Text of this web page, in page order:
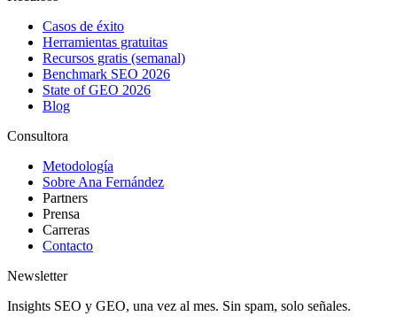
Casos de éxito
Herramientas gratuitas
Recursos gratis (semanal)
Benchmark SEO 2026
State of GEO 2026
Blog
Consultora
Metodología
Sobre Ana Fernández
Partners
Prensa
Carreras
Contacto
Newsletter
Insights SEO y GEO, una vez al mes. Sin spam, solo señales.